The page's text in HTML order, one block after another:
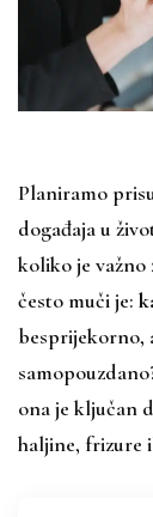
Planiramo
događaja u
koliko je važno
često muči je:
besprijekorno,
ona je ključan
haljine, frizure